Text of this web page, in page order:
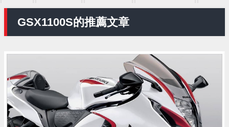
GSX1100S的推薦文章